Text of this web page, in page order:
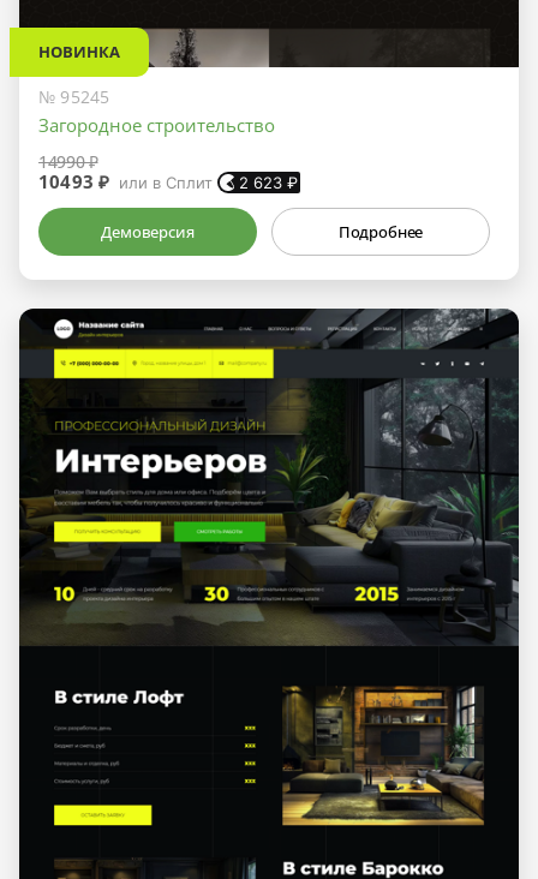
НОВИНКА
№ 95245
Загородное строительство
14990 ₽
10493 ₽ или в Сплит 2 623 ₽
Демоверсия Подробнее